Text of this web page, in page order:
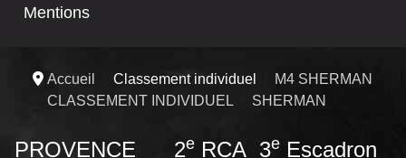
Mentions
Accueil Classement individuel
M4 SHERMAN
CLASSEMENT INDIVIDUEL
SHERMAN
PROVENCE 2e RCA 3e Escadron